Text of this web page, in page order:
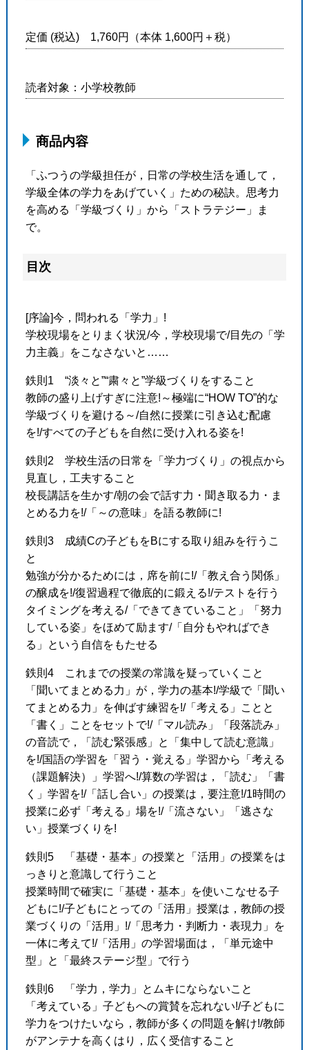
定価 (税込) 1,760円（本体 1,600円＋税）
読者対象：小学校教師
商品内容
「ふつうの学級担任が，日常の学校生活を通して，
学級全体の学力をあげていく」ための秘訣。思考力
を高める「学級づくり」から「ストラテジー」ま
で。
目次
[序論]今，問われる「学力」!
学校現場をとりまく状況/今，学校現場で/目先の「学
力主義」をこなさないと……
鉄則1 “淡々と”“粛々と”学級づくりをすること
教師の盛り上げすぎに注意!～極端に“HOW TO”的な
学級づくりを避ける～/自然に授業に引き込む配慮
を!/すべての子どもを自然に受け入れる姿を!
鉄則2 学校生活の日常を「学力づくり」の視点から
見直し，工夫すること
校長講話を生かす/朝の会で話す力・聞き取る力・ま
とめる力を!/「～の意味」を語る教師に!
鉄則3 成績Cの子どもをBにする取り組みを行うこ
と
勉強が分かるためには，席を前に!/「教え合う関係」
の醸成を!/復習過程で徹底的に鍛える!/テストを行う
タイミングを考える/「できてきていること」「努力
している姿」をほめて励ます/「自分もやればでき
る」という自信をもたせる
鉄則4 これまでの授業の常識を疑っていくこと
「聞いてまとめる力」が，学力の基本!/学級で「聞い
てまとめる力」を伸ばす練習を!/「考える」ことと
「書く」ことをセットで!/「マル読み」「段落読み」
の音読で，「読む緊張感」と「集中して読む意識」
を!/国語の学習を「習う・覚える」学習から「考える
（課題解決）」学習へ!/算数の学習は，「読む」「書
く」学習を!/「話し合い」の授業は，要注意!/1時間の
授業に必ず「考える」場を!/「流さない」「逃さな
い」授業づくりを!
鉄則5 「基礎・基本」の授業と「活用」の授業をは
っきりと意識して行うこと
授業時間で確実に「基礎・基本」を使いこなせる子
どもに!/子どもにとっての「活用」授業は，教師の授
業づくりの「活用」!/「思考力・判断力・表現力」を
一体に考えて!/「活用」の学習場面は，「単元途中
型」と「最終ステージ型」で行う
鉄則6 「学力，学力」とムキにならないこと
「考えている」子どもへの賞賛を忘れない!/子どもに
学力をつけたいなら，教師が多くの問題を解け!/教師
がアンテナを高くはり，広く受信すること